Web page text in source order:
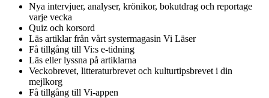
Nya intervjuer, analyser, krönikor, bokutdrag och reportage
varje vecka
Quiz och korsord
Läs artiklar från vårt systermagasin Vi Läser
Få tillgång till Vi:s e-tidning
Läs eller lyssna på artiklarna
Veckobrevet, litteraturbrevet och kulturtipsbrevet i din
mejlkorg
Få tillgång till Vi-appen